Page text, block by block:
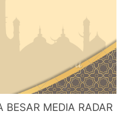
BESAR MEDIA RADAR